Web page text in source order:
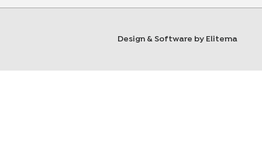
Design & Software by Elitema